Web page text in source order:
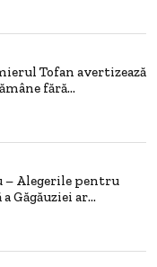
Tofan avertizează
fără...
– Alegerile pentru
Găgăuziei ar...